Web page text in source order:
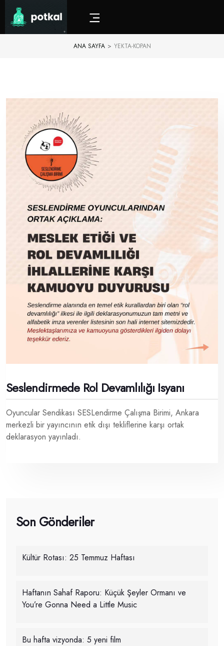
ANA SAYFA > YEKTA-KOPAN
Seslendirmede Rol Devamlılığı Isyanı
Oyuncular Sendikası SESLendirme Çalışma Birimi, Ankara
merkezli bir yayıncının etik dışı tekliflerine karşı ortak
deklarasyon yayınladı.
Son Gönderiler
Kültür Rotası: 25 Temmuz Haftası
Haftanın Sahaf Raporu: Küçük Şeyler Ormanı ve
You’re Gonna Need a Little Music
Bu hafta vizyonda: 5 yeni film